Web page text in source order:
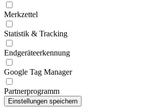
Merkzettel
Statistik & Tracking
Endgeräteerkennung
Google Tag Manager
Partnerprogramm